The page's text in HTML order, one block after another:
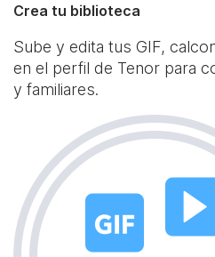
Crea tu biblioteca
Sube y edita tus GIF,
en el perfil de Tenor para
y familiares.